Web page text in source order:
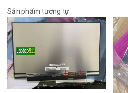
Sản phẩm tương tự